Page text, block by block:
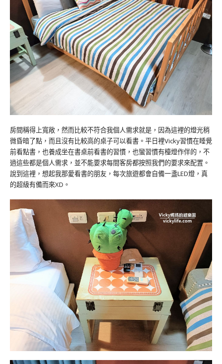
房間稱得上寬敞，然而比較不符合我個人需求就是，因為這裡的燈光稍
微昏暗了點，而且沒有比較高的桌子可以看書。平日裡Vicky習慣在睡覺
前看點書，也養成坐在書桌前看書的習慣，也蠻習慣有檯燈作伴的，不
過這些都是個人需求，並不能要求每間客房都按照我們的要求來配置。
說到這裡，想起我那愛看書的朋友，每次旅遊都會自備一盞LED燈，真
的超級有備而來XD。